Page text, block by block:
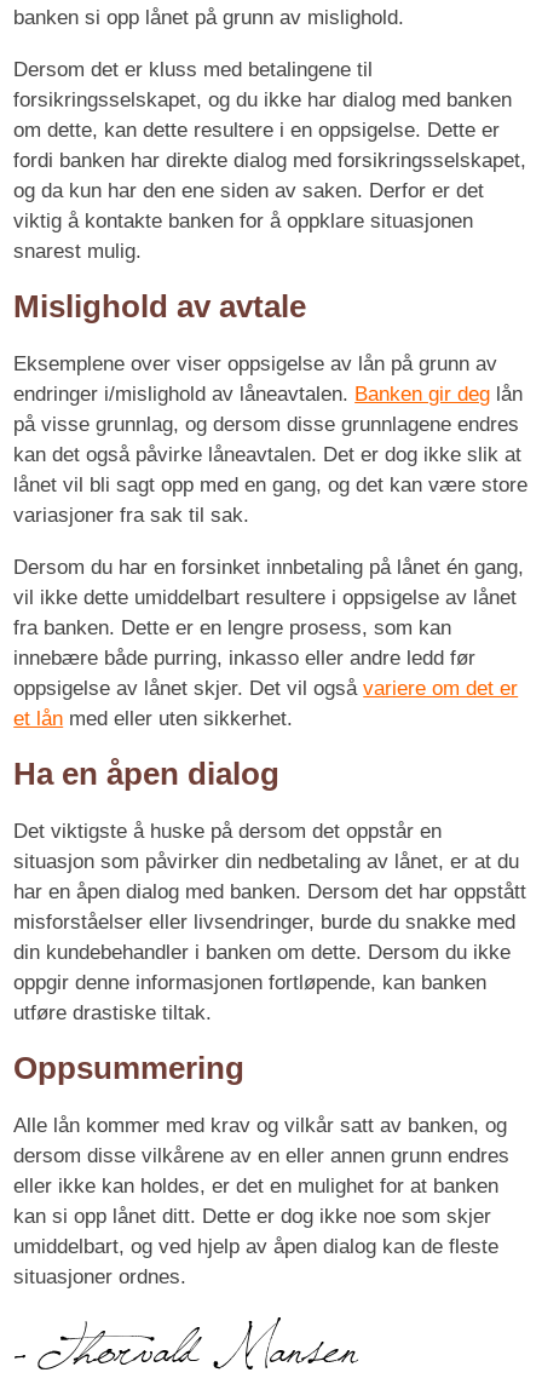
banken si opp lånet på grunn av mislighold.
Dersom det er kluss med betalingene til
forsikringsselskapet, og du ikke har dialog med banken
om dette, kan dette resultere i en oppsigelse. Dette er
fordi banken har direkte dialog med forsikringsselskapet,
og da kun har den ene siden av saken. Derfor er det
viktig å kontakte banken for å oppklare situasjonen
snarest mulig.
Mislighold av avtale
Eksemplene over viser oppsigelse av lån på grunn av
endringer i/mislighold av låneavtalen. Banken gir deg lån
på visse grunnlag, og dersom disse grunnlagene endres
kan det også påvirke låneavtalen. Det er dog ikke slik at
lånet vil bli sagt opp med en gang, og det kan være store
variasjoner fra sak til sak.
Dersom du har en forsinket innbetaling på lånet én gang,
vil ikke dette umiddelbart resultere i oppsigelse av lånet
fra banken. Dette er en lengre prosess, som kan
innebære både purring, inkasso eller andre ledd før
oppsigelse av lånet skjer. Det vil ogsåvariere om det er
et lån med eller uten sikkerhet.
Ha en åpen dialog
Det viktigste å huske på dersom det oppstår en
situasjon som påvirker din nedbetaling av lånet, er at du
har en åpen dialog med banken. Dersom det har oppstått
misforståelser eller livsendringer, burde du snakke med
din kundebehandler i banken om dette. Dersom du ikke
oppgir denne informasjonen fortløpende, kan banken
utføre drastiske tiltak.
Oppsummering
Alle lån kommer med krav og vilkår satt av banken, og
dersom disse vilkårene av en eller annen grunn endres
eller ikke kan holdes, er det en mulighet for at banken
kan si opp lånet ditt. Dette er dog ikke noe som skjer
umiddelbart, og ved hjelp av åpen dialog kan de fleste
situasjoner ordnes.